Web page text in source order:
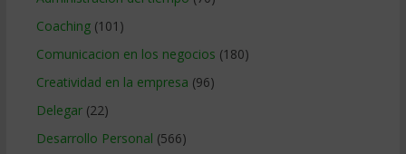
Coaching(101)
Comunicacion en los negocios (180)
Creatividad en la empresa (96)
Delegar(22)
Desarrollo Personal (566)